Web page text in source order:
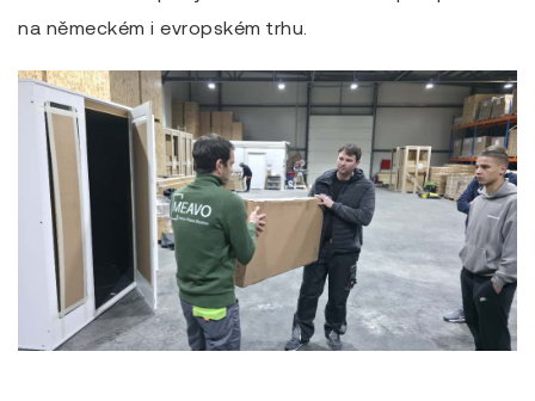
na německém i evropském trhu.